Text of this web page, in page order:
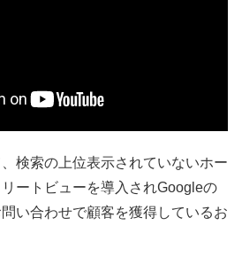
検索の上位表示されていないホー
ートビューを導入されGoogleの
い合わせで顧客を獲得しているお